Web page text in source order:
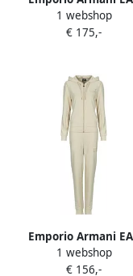
Trainingspak
AF12502
1 webshop
€ 175,-
Emporio Armani
Trainingspak TRAIN
TRACKSUIT W HO FZ
1 webshop
€ 156,-